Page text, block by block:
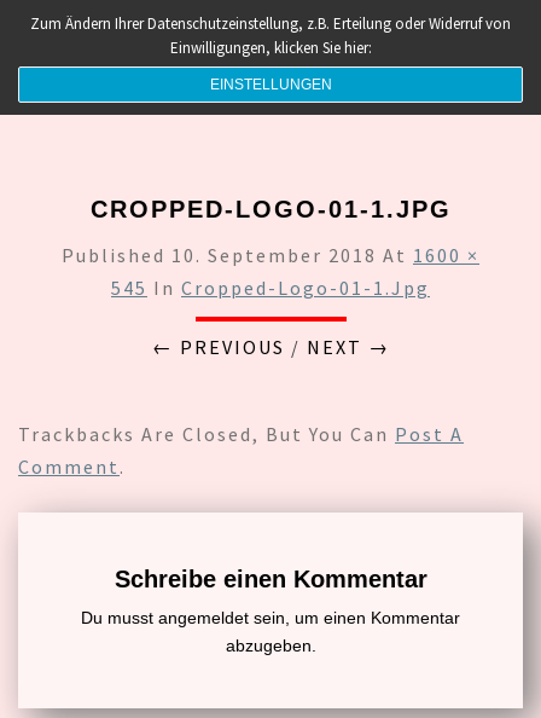
CROPPED-LOGO-01-1.JPG
Published 10. September 2018 At 1600 ×
545 In Cropped-Logo-01-1.jpg
← PREVIOUS / NEXT →
Trackbacks Are Closed, But You Can Post A
Comment .
Schreibe einen Kommentar
Du musst angemeldet sein, um einen Kommentar
abzugeben.
Zum Ändern Ihrer Datenschutzeinstellung, z.B. Erteilung oder Widerruf von
Einwilligungen, klicken Sie hier:
EINSTELLUNGEN